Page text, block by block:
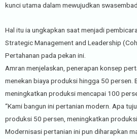
kunci utama dalam mewujudkan
Hal itu ia ungkapkan saat menjadi
Strategic Management and Leadership
Pertahanan pada pekan ini.
Amran menjelaskan, penerapan konsep
menekan biaya produksi hingga 50 persen.
meningkatkan produksi mencapai 100
“Kami bangun ini pertanian modern. Apa
produksi 50 persen, meningkatkan produksi
Modernisasi pertanian ini pun diharapkan